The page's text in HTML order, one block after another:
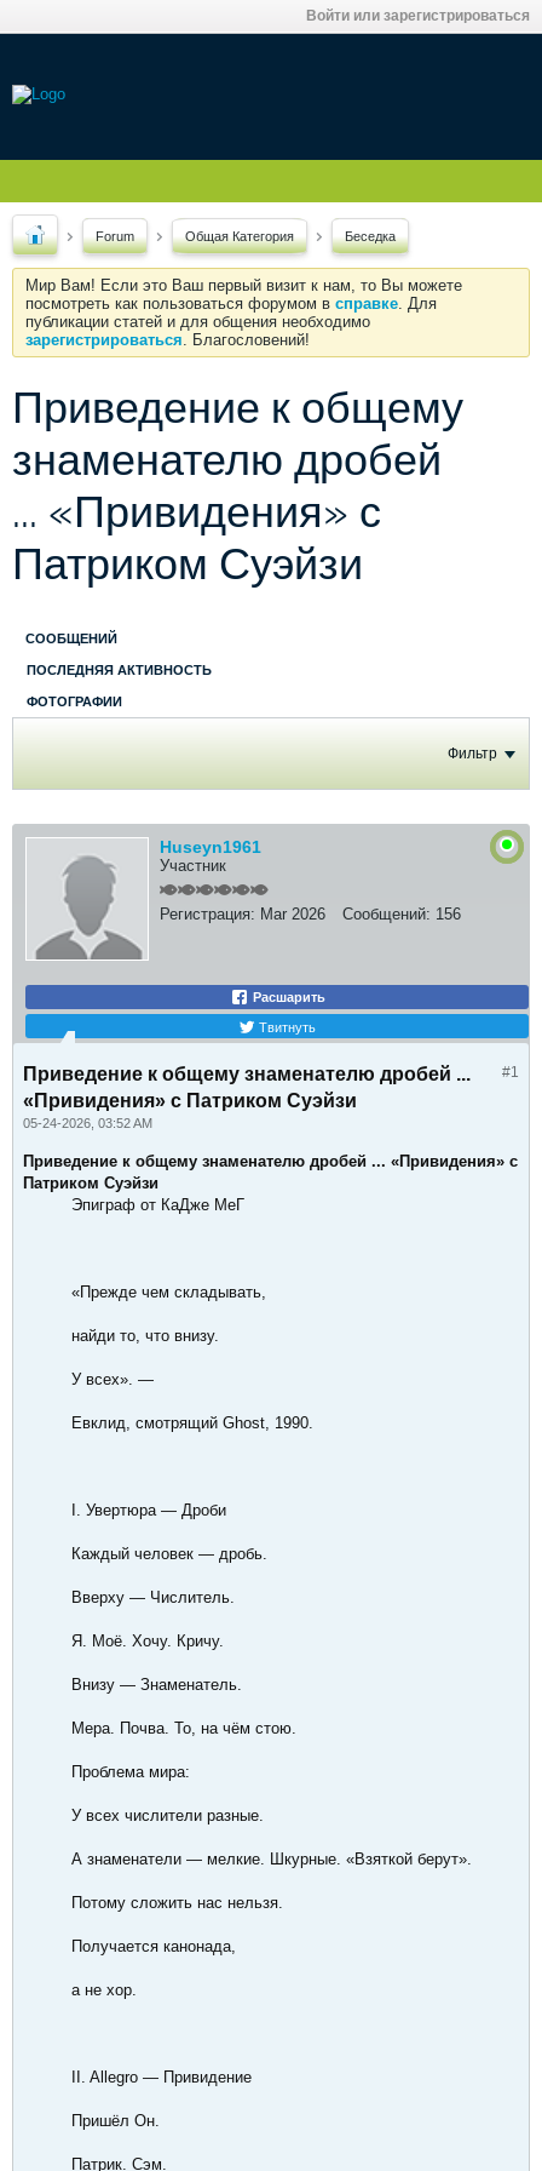
Войти или зарегистрироваться
Forum Общая Категория Беседка
Мир Вам! Если это Ваш первый визит к нам, то Вы можете
посмотреть как пользоваться форумом в справке. Для
публикации статей и для общения необходимо
зарегистрироваться. Благословений!
Приведение к общему
знаменателю дробей
... «Привидения» с
Патриком Суэйзи
СООБЩЕНИЙ
ПОСЛЕДНЯЯ АКТИВНОСТЬ
ФОТОГРАФИИ
Фильтр
Huseyn1961
Участник
Регистрация: Mar 2026 Сообщений: 156
Расшарить
Твитнуть
#1
Приведение к общему знаменателю дробей ...
«Привидения» с Патриком Суэйзи
05-24-2026, 03:52 AM
Приведение к общему знаменателю дробей ... «Привидения» с
Патриком Суэйзи
Эпиграф от КаДже МеГ
«Прежде чем складывать,
найди то, что внизу.
У всех». —
Евклид, смотрящий Ghost, 1990.
I. Увертюра — Дроби
Каждый человек — дробь.
Вверху — Числитель.
Я. Моё. Хочу. Кричу.
Внизу — Знаменатель.
Мера. Почва. То, на чём стою.
Проблема мира:
У всех числители разные.
А знаменатели — мелкие. Шкурные. «Взяткой берут».
Потому сложить нас нельзя.
Получается канонада,
а не хор.
II. Allegro — Привидение
Пришёл Он.
Патрик. Сэм.